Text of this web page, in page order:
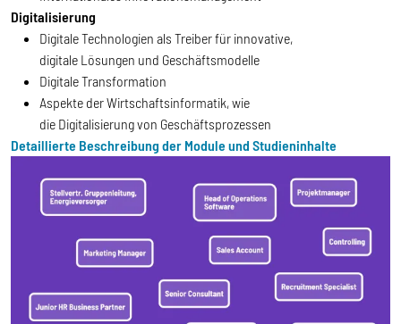
Digitalisierung
Digitale Technologien als Treiber für innovative,
digitale Lösungen und Geschäftsmodelle
Digitale Transformation
Aspekte der Wirtschaftsinformatik, wie
die Digitalisierung von Geschäftsprozessen
Detaillierte Beschreibung der Module und Studieninhalte